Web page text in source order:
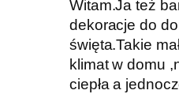
Witam.Ja też
dekoracje do
święta.Takie
klimat w domu
ciepła a